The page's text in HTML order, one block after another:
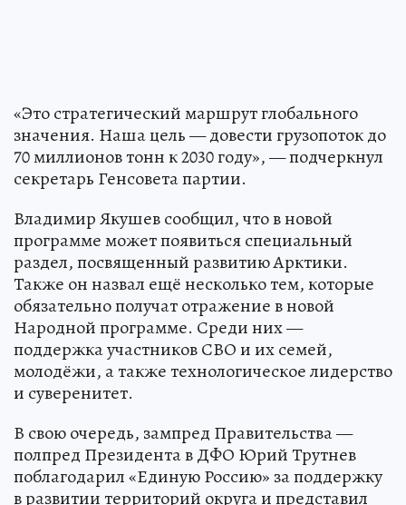
«Это стратегический маршрут глобального
значения. Наша цель — довести грузопоток до
70 миллионов тонн к 2030 году», — подчеркнул
секретарь Генсовета партии.
Владимир Якушев сообщил, что в новой
программе может появиться специальный
раздел, посвященный развитию Арктики.
Также он назвал ещё несколько тем, которые
обязательно получат отражение в новой
Народной программе. Среди них —
поддержка участников СВО и их семей,
молодёжи, а также технологическое лидерство
и суверенитет.
В свою очередь, зампред Правительства —
полпред Президента в ДФО Юрий Трутнев
поблагодарил «Единую Россию» за поддержку
в развитии территорий округа и представил